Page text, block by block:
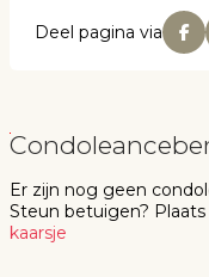
Deel pagina via
Er zijn nog geen
Steun betuigen?
kaarsje